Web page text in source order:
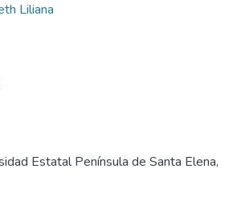
Liliana
Estatal Península de Santa Elena,